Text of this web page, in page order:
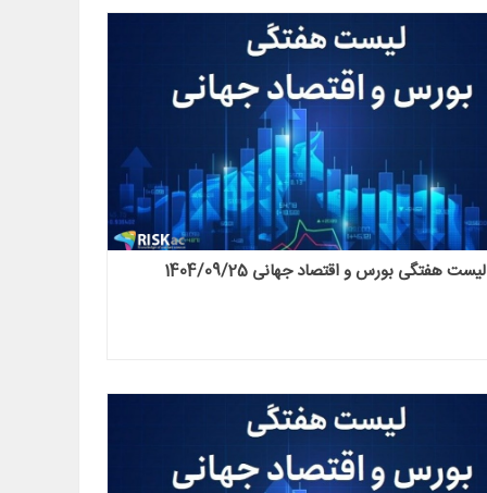
لیست هفتگی بورس و اقتصاد جهانی 1404/09/25